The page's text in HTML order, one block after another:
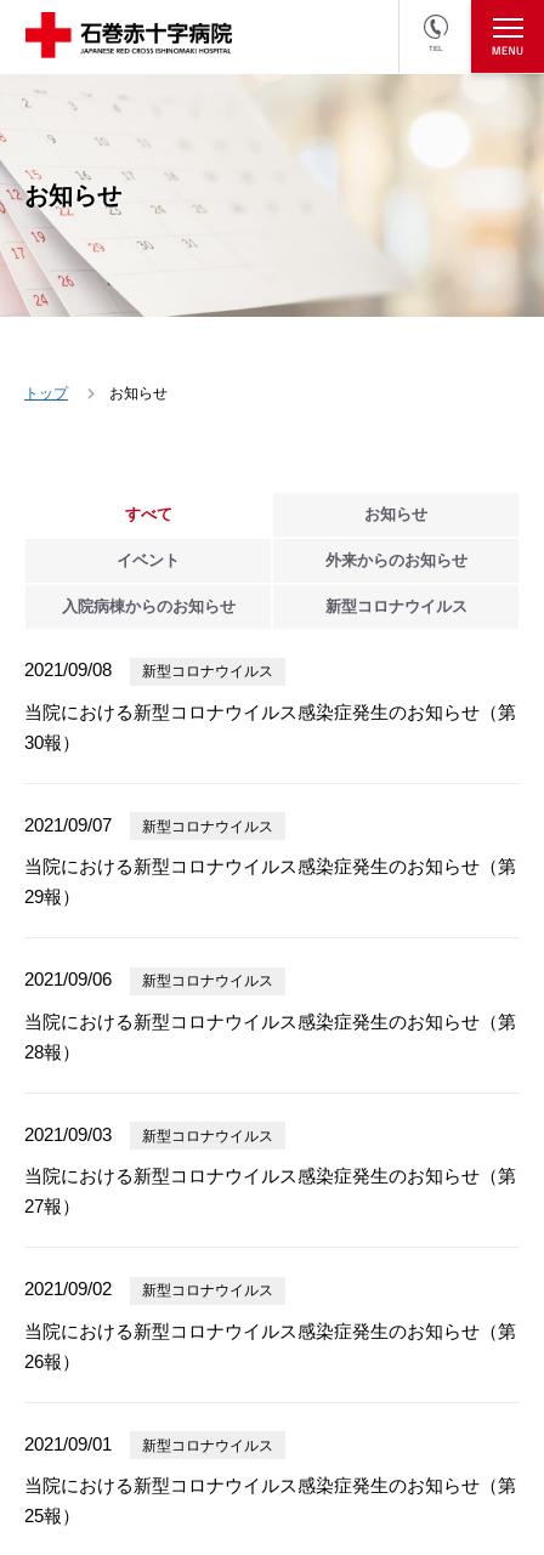
TEL
医療関係者の方
お知らせ
トップ お知らせ
すべて お知らせ
イベント 外来からのお知らせ
入院病棟からのお知らせ 新型 コロナウイルス
2021/09/08 新型コロナウイルス
当院における新型コロナウイルス感染症発生のお知らせ（第
30報）
2021/09/07 新型コロナウイルス
当院における新型コロナウイルス感染症発生のお知らせ（第
29報）
2021/09/06 新型コロナウイルス
当院における新型コロナウイルス感染症発生のお知らせ（第
28報）
2021/09/03 新型コロナウイルス
当院における新型コロナウイルス感染症発生のお知らせ（第
27報）
2021/09/02 新型コロナウイルス
当院における新型コロナウイルス感染症発生のお知らせ（第
26報）
2021/09/01 新型コロナウイルス
当院における新型コロナウイルス感染症発生のお知らせ（第
25報）